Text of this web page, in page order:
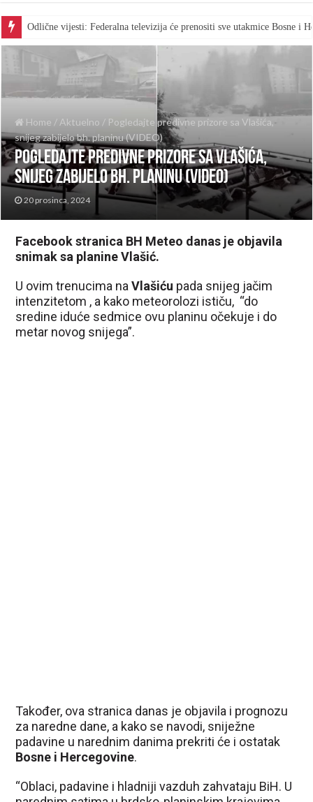
Odlične vijesti: Federalna televizija će prenositi sve utakmice Bosne i
Home / Aktuelno / Pogledajte predivne prizore sa Vlašića,
snijeg zabijelo bh. planinu (VIDEO)
Pogledajte predivne prizore sa Vlašića,
snijeg zabijelo bh. planinu (VIDEO)
20 prosinca, 2024
Facebook stranica BH Meteo danas je objavila
snimak sa planine Vlašić.
U ovim trenucima naVlašiću pada snijeg jačim
intenzitetom , a kako meteorolozi ističu, “do
sredine iduće sedmice ovu planinu očekuje i do
metar novog snijega”.
Također, ova stranica danas je objavila i prognozu
za naredne dane, a kako se navodi, sniježne
padavine u narednim danima prekriti će i ostatak
Bosne i Hercegovine.
“Oblaci, padavine i hladniji vazduh zahvataju BiH. U